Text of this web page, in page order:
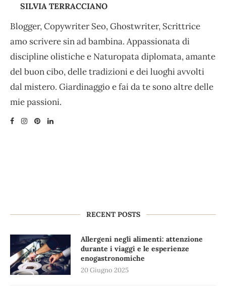
SILVIA TERRACCIANO
Blogger, Copywriter Seo, Ghostwriter, Scrittrice
amo scrivere sin ad bambina. Appassionata di
discipline olistiche e Naturopata diplomata, amante
del buon cibo, delle tradizioni e dei luoghi avvolti
dal mistero. Giardinaggio e fai da te sono altre delle
mie passioni.
RECENT POSTS
Allergeni negli alimenti: attenzione
durante i viaggi e le esperienze
enogastronomiche
20 Giugno 2025